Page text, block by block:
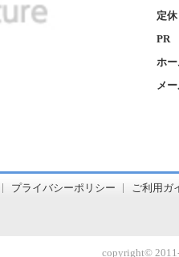
定
PR
ホ
メ
プライバシーポリシー
ご利用ガ
copyright©